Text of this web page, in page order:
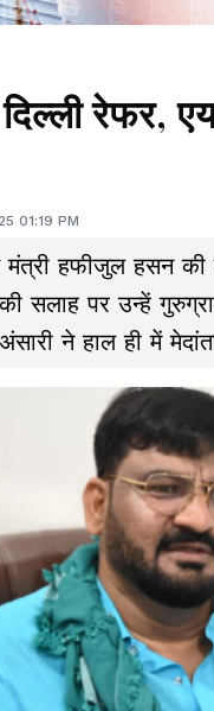
रेफर,
01:19 PM
हफीजुल हसन की
सलाह पर उन्हें
ने हाल ही में